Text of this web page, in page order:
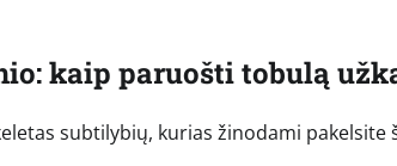
kaip paruošti tobulą
subtilybių, kurias žinodami pakelsite